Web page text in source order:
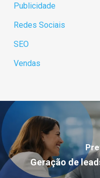
Publicidade
Redes Sociais
SEO
Vendas
Geração de